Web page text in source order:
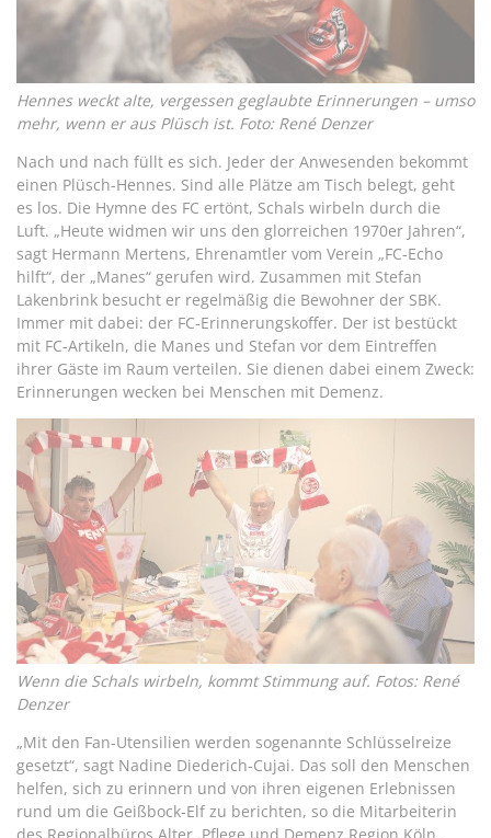
Hennes weckt alte, vergessen geglaubte Erinnerungen – umso
mehr, wenn er aus Plüsch ist. Foto: René Denzer
Nach und nach füllt es sich. Jeder der Anwesenden bekommt
einen Plüsch-Hennes. Sind alle Plätze am Tisch belegt, geht
es los. Die Hymne des FC ertönt, Schals wirbeln durch die
Luft. „Heute widmen wir uns den glorreichen 1970er Jahren“,
sagt Hermann Mertens, Ehrenamtler vom Verein „FC-Echo
hilft“, der „Manes“ gerufen wird. Zusammen mit Stefan
Lakenbrink besucht er regelmäßig die Bewohner der SBK.
Immer mit dabei: der FC-Erinnerungskoffer. Der ist bestückt
mit FC-Artikeln, die Manes und Stefan vor dem Eintreffen
ihrer Gäste im Raum verteilen. Sie dienen dabei einem Zweck:
Erinnerungen wecken bei Menschen mit Demenz.
Wenn die Schals wirbeln, kommt Stimmung auf. Fotos: René
Denzer
„Mit den Fan-Utensilien werden sogenannte Schlüsselreize
gesetzt“, sagt Nadine Diederich-Cujai. Das soll den Menschen
helfen, sich zu erinnern und von ihren eigenen Erlebnissen
rund um die Geißbock-Elf zu berichten, so die Mitarbeiterin